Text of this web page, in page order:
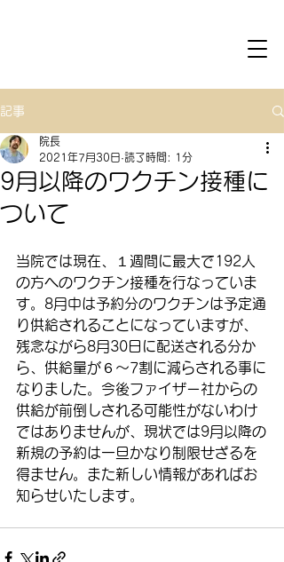
記事
9月以降のワクチン接種に
ついて
院長
2021年7月30日 読了時間: 1分
当院では現在、１週間に最大で192人
の方へのワクチン接種を行なっていま
す。8月中は予約分のワクチンは予定通
り供給されることになっていますが、
残念ながら8月30日に配送される分か
ら、供給量が６〜7割に減らされる事に
なりました。今後ファイザー社からの
供給が前倒しされる可能性がないわけ
ではありませんが、現状では9月以降の
新規の予約は一旦かなり制限せざるを
得ません。また新しい情報があればお
知らせいたします。